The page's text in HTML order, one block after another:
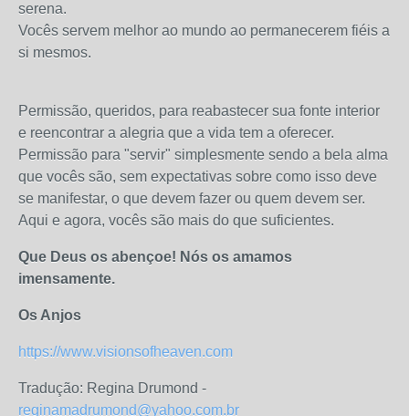
serena.
Vocês servem melhor ao mundo ao permanecerem fiéis a
si mesmos.
Permissão, queridos, para reabastecer sua fonte interior
e reencontrar a alegria que a vida tem a oferecer.
Permissão para "servir" simplesmente sendo a bela alma
que vocês são, sem expectativas sobre como isso deve
se manifestar, o que devem fazer ou quem devem ser.
Aqui e agora, vocês são mais do que suficientes.
Que Deus os abençoe! Nós os amamos
imensamente.
Os Anjos
https://www.visionsofheaven.com
Tradução: Regina Drumond -
reginamadrumond@yahoo.com.br